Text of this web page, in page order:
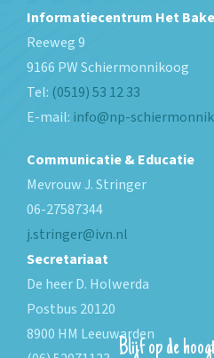
Blijf op de
Informatiecentrum Het
Reeweg 9
9166 PWSchiermonnikoog
Tel: (0519) 53 12 33
E-mail: info@np-
Communicatie & Educatie
Mevrouw J. Stringer
06-27587344
j.stringer@ivn.nl
Secretariaat
De heer D. Holwerda
Postbus 20120
8900 HM Leeuwarden